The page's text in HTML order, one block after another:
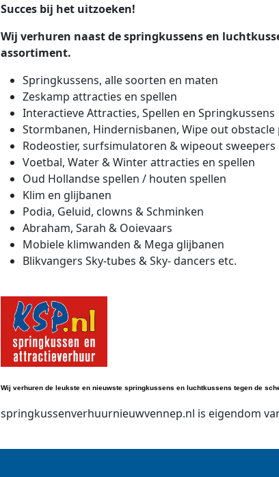
Succes bij het uitzoeken!
Wij verhuren naast de springkussens en
assortiment.
Springkussens, alle soorten en maten
Zeskamp attracties en spellen
Interactieve Attracties, Spellen en Springkussens
Stormbanen, Hindernisbanen, Wipe out
Rodeostier, surfsimulatoren & wipeout sweepers
Voetbal, Water & Winter attracties en spellen
Oud Hollandse spellen / houten spellen
Klim en glijbanen
Podia, Geluid, clowns & Schminken
Abraham, Sarah & Ooievaars
Mobiele klimwanden & Mega glijbanen
Blikvangers Sky-tubes & Sky- dancers etc.
Wij verhuren de leukste en nieuwste springkussens en luchtkussens tegen de
springkussenverhuurnieuwvennep.nl is eigendom